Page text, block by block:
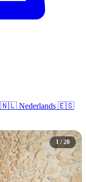
🇳🇱 Nederlands 🇪🇸
1 / 20